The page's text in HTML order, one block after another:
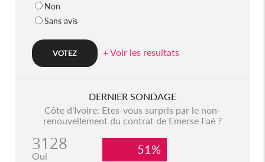
Non
Sans avis
+ Voir les resultats
DERNIER SONDAGE
Côte d'Ivoire: Etes-vous surpris par le non-
renouvellement du contrat de Emerse Faé ?
3128
Oui 51%